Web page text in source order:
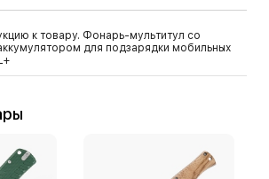
к товару. Фонарь-мультитул со
для подзарядки мобильных